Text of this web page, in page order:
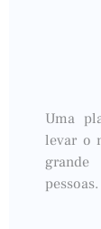
Uma
levar o
pessoas.